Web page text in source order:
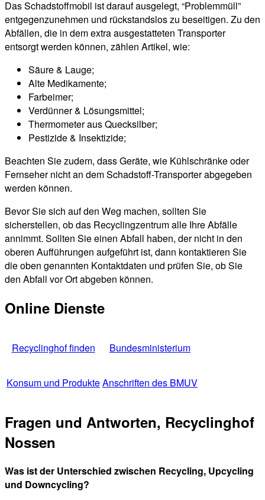
Das Schadstoffmobil ist darauf ausgelegt, “Problemmüll”
entgegenzunehmen und rückstandslos zu beseitigen. Zu den
Abfällen, die in dem extra ausgestatteten Transporter
entsorgt werden können, zählen Artikel, wie:
Säure & Lauge;
Alte Medikamente;
Farbeimer;
Verdünner & Lösungsmittel;
Thermometer aus Quecksilber;
Pestizide & Insektizide;
Beachten Sie zudem, dass Geräte, wie Kühlschränke oder
Fernseher nicht an dem Schadstoff-Transporter abgegeben
werden können.
Bevor Sie sich auf den Weg machen, sollten Sie
sicherstellen, ob das Recyclingzentrum alle Ihre Abfälle
annimmt. Sollten Sie einen Abfall haben, der nicht in den
oberen Aufführungen aufgeführt ist, dann kontaktieren Sie
die oben genannten Kontaktdaten und prüfen Sie, ob Sie
den Abfall vor Ort abgeben können.
Online Dienste
Recyclinghof finden Bundesministerium
Konsum und ProdukteAnschriften des BMUV
Fragen und Antworten, Recyclinghof
Nossen
Was ist der Unterschied zwischen Recycling, Upcycling
und Downcycling?